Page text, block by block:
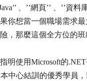
、’’網頁’’ 、’’
你想當一個職場需求
，那麼這個全方位的
明使用Microsoft的
中心結訓的優秀學員